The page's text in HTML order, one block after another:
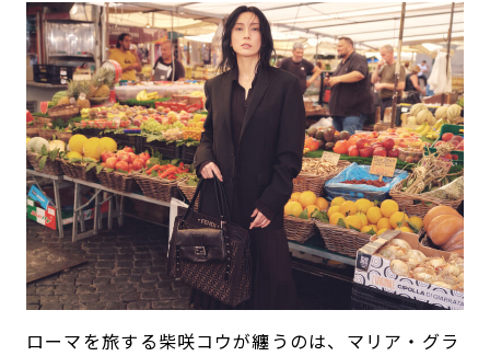
ローマを旅する柴咲コウが纏うのは、マリア・グラ